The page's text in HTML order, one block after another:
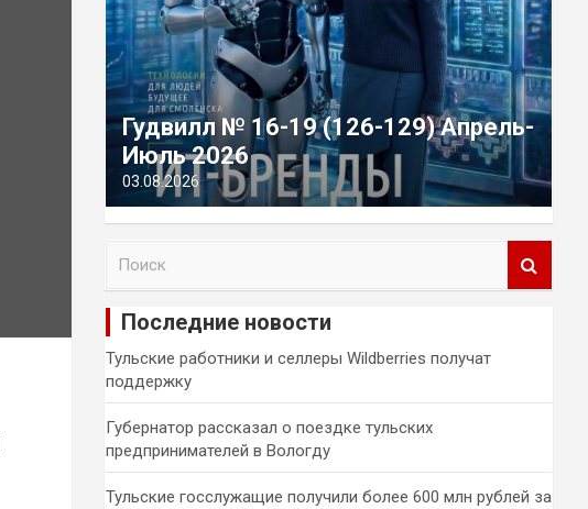
Гудвилл № 16-19 (126-129) Апрель-
Июль 2026
03.08.2026
и
Последние новости
Тульские работники и селлеры Wildberries получат
поддержку
Губернатор рассказал о поездке тульских
предпринимателей в Вологду
Тульские госслужащие получили более 600 млн рублей за